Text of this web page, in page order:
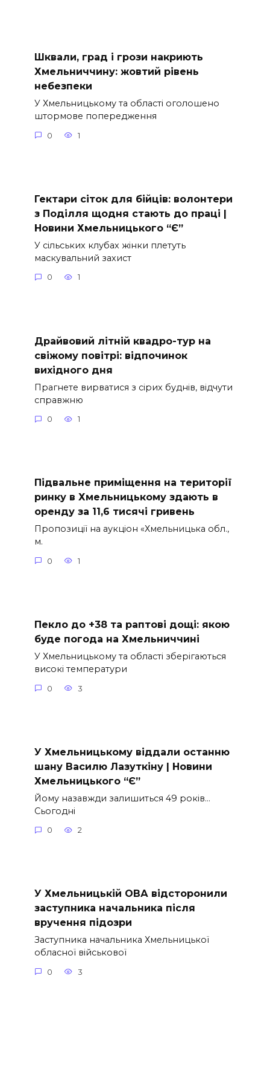
Шквали, град і грози накриють
Хмельниччину: жовтий рівень
небезпеки
У Хмельницькому та області оголошено
штормове попередження
0 1
Гектари сіток для бійців: волонтери
з Поділля щодня стають до праці |
Новини Хмельницького “Є”
У сільських клубах жінки плетуть
маскувальний захист
0 1
Драйвовий літній квадро-тур на
свіжому повітрі: відпочинок
вихідного дня
Прагнете вирватися з сірих буднів, відчути
справжню
0 1
Підвальне приміщення на території
ринку в Хмельницькому здають в
оренду за 11,6 тисячі гривень
Пропозиції на аукціон «Хмельницька обл.,
м.
0 1
Пекло до +38 та раптові дощі: якою
буде погода на Хмельниччині
У Хмельницькому та області зберігаються
високі температури
0 3
У Хмельницькому віддали останню
шану Василю Лазуткіну | Новини
Хмельницького “Є”
Йому назавжди залишиться 49 років…
Сьогодні
0 2
У Хмельницькій ОВА відсторонили
заступника начальника після
вручення підозри
Заступника начальника Хмельницької
обласної військової
0 3